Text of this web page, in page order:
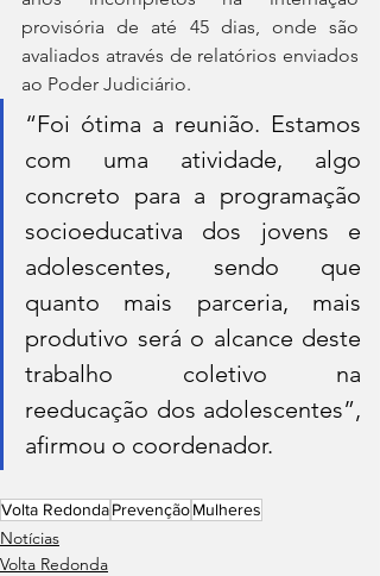
provisória de até 45 dias, onde são
avaliados através de relatórios enviados
ao Poder Judiciário.
“Foi ótima a reunião. Estamos
com uma atividade, algo
concreto para a programação
socioeducativa dos jovens e
adolescentes, sendo que
quanto mais parceria, mais
produtivo será o alcance deste
trabalho coletivo na
reeducação dos adolescentes”,
afirmou o coordenador.
Volta RedondaPrevençãoMulheres
Notícias
Volta Redonda